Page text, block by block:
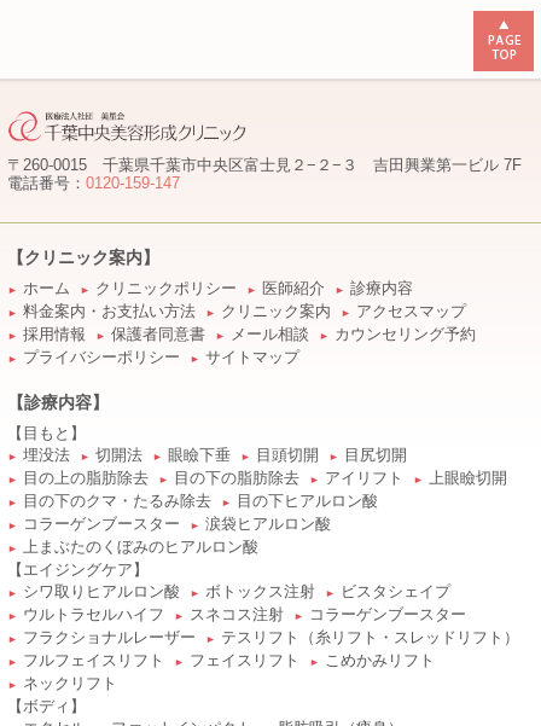
〒260-0015 千葉県千葉市中央区富士見２−２−３ 吉田興業第一ビル 7F
電話番号： 0120-159-147
【クリニック案内】
► ホーム ► クリニックポリシー ► 医師紹介 ► 診療内容
► 料金案内・お支払い方法 ► クリニック案内 ► アクセスマップ
► 採用情報 ► 保護者同意書 ► メール相談 ► カウンセリング予約
► プライバシーポリシー ► サイトマップ
【診療内容】
【目もと】
► 埋没法 ► 切開法 ► 眼瞼下垂 ► 目頭切開 ► 目尻切開
► 目の上の脂肪除去 ► 目の下の脂肪除去 ► アイリフト ► 上眼瞼切開
► 目の下のクマ・たるみ除去 ► 目の下ヒアルロン酸
► コラーゲンブースター ► 涙袋ヒアルロン酸
► 上まぶたのくぼみのヒアルロン酸
【エイジングケア】
► シワ取りヒアルロン酸 ► ボトックス注射 ► ビスタシェイプ
► ウルトラセルハイフ ► スネコス注射 ► コラーゲンブースター
► フラクショナルレーザー ► テスリフト（糸リフト・スレッドリフト）
► フルフェイスリフト ► フェイスリフト ► こめかみリフト
►
ネックリフト
【ボディ】